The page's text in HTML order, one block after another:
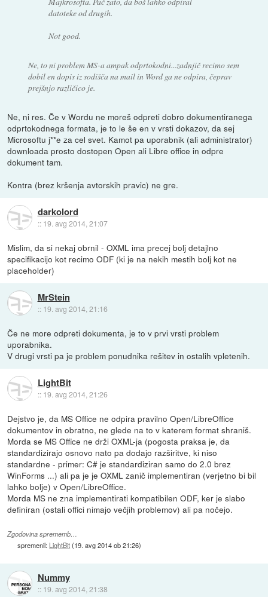
datoteke od drugih.
Not good.
Ne, to ni problem MS-a ampak odprtokodni...zadnjič recimo sem
dobil en dopis iz sodišča na mail in Word ga ne odpira, čeprav
prejšnjo različico je.
Ne, ni res. Če v Wordu ne moreš odpreti dobro dokumentiranega
odprtokodnega formata, je to le še en v vrsti dokazov, da sej
Microsoftu j**e za cel svet. Kamot pa uporabnik (ali administrator)
downloada prosto dostopen Open ali Libre office in odpre
dokument tam.
Kontra (brez kršenja avtorskih pravic) ne gre.
darkolord
:: 19. avg 2014, 21:07
Mislim, da si nekaj obrnil - OXML ima precej bolj detajlno
specifikacijo kot recimo ODF (ki je na nekih mestih bolj kot ne
placeholder)
MrStein
:: 19. avg 2014, 21:16
Če ne more odpreti dokumenta, je to v prvi vrsti problem
uporabnika.
V drugi vrsti pa je problem ponudnika rešitev in ostalih vpletenih.
LightBit
:: 19. avg 2014, 21:26
Dejstvo je, da MS Office ne odpira pravilno Open/LibreOffice
dokumentov in obratno, ne glede na to v katerem format shraniš.
Morda se MS Office ne drži OXML-ja (pogosta praksa je, da
standardizirajo osnovo nato pa dodajo razširitve, ki niso
standardne - primer: C# je standardiziran samo do 2.0 brez
WinForms ...) ali pa je je OXML zanič implementiran (verjetno bi bil
lahko bolje) v Open/LibreOffice.
Morda MS ne zna implementirati kompatibilen ODF, ker je slabo
definiran (ostali offici nimajo večjih problemov) ali pa nočejo.
Zgodovina sprememb…
spremenil: LightBit(19. avg 2014 ob 21:26)
Nummy
:: 19. avg 2014, 21:38